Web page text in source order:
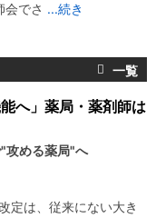
会でさ ...続き
へ」薬局・薬剤師は
める薬局"へ
定は、従来にない大き